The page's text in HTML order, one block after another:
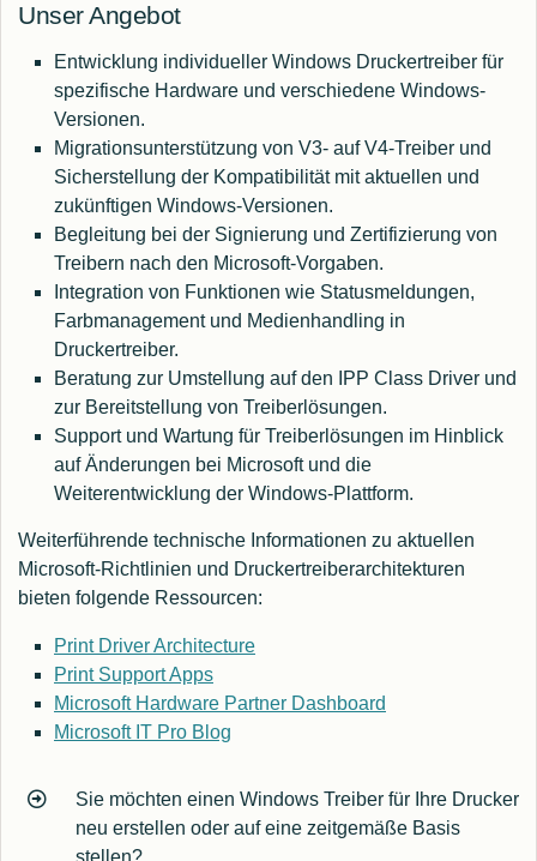
Unser Angebot
Entwicklung individueller Windows Druckertreiber für
spezifische Hardware und verschiedene Windows-
Versionen.
Migrationsunterstützung von V3- auf V4-Treiber und
Sicherstellung der Kompatibilität mit aktuellen und
zukünftigen Windows-Versionen.
Begleitung bei der Signierung und Zertifizierung von
Treibern nach den Microsoft-Vorgaben.
Integration von Funktionen wie Statusmeldungen,
Farbmanagement und Medienhandling in
Druckertreiber.
Beratung zur Umstellung auf den IPP Class Driver und
zur Bereitstellung von Treiberlösungen.
Support und Wartung für Treiberlösungen im Hinblick
auf Änderungen bei Microsoft und die
Weiterentwicklung der Windows-Plattform.
Weiterführende technische Informationen zu aktuellen
Microsoft-Richtlinien und Druckertreiberarchitekturen
bieten folgende Ressourcen:
Print Driver Architecture
Print Support Apps
Microsoft Hardware Partner Dashboard
Microsoft IT Pro Blog
Sie möchten einen Windows Treiber für Ihre Drucker
neu erstellen oder auf eine zeitgemäße Basis